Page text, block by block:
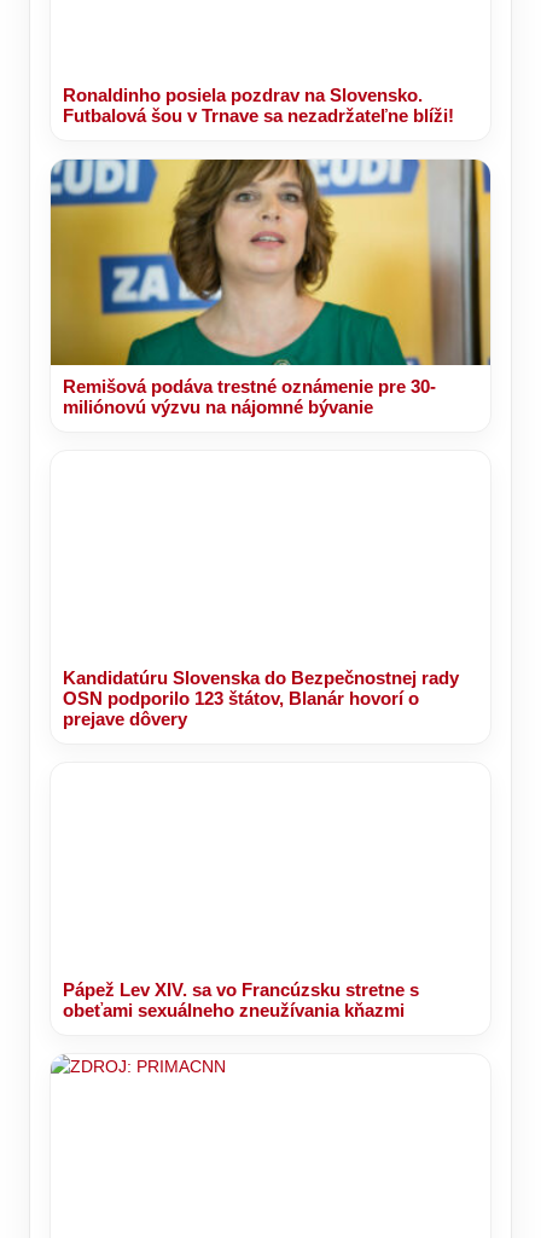
Ronaldinho posiela pozdrav na Slovensko.
Futbalová šou v Trnave sa nezadržateľne blíži!
Remišová podáva trestné oznámenie pre 30-
miliónovú výzvu na nájomné bývanie
Kandidatúru Slovenska do Bezpečnostnej rady
OSN podporilo 123 štátov, Blanár hovorí o
prejave dôvery
Pápež Lev XIV. sa vo Francúzsku stretne s
obeťami sexuálneho zneužívania kňazmi